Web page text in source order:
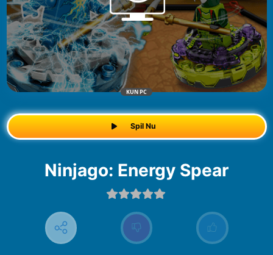
KUN PC
Spil Nu
Ninjago: Energy Spear